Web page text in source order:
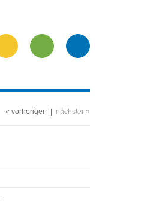
« vorheriger nächster »